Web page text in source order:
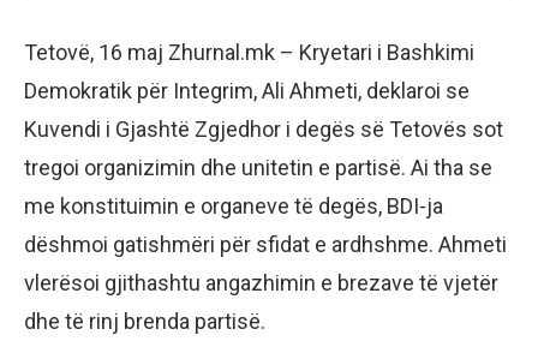
Tetovë, 16 maj Zhurnal.mk – Kryetari i Bashkimi
Demokratik për Integrim, Ali Ahmeti, deklaroi se
Kuvendi i Gjashtë Zgjedhor i degës së Tetovës sot
tregoi organizimin dhe unitetin e partisë. Ai tha se
me konstituimin e organeve të degës, BDI-ja
dëshmoi gatishmëri për sfidat e ardhshme. Ahmeti
vlerësoi gjithashtu angazhimin e brezave të vjetër
dhe të rinj brenda partisë.